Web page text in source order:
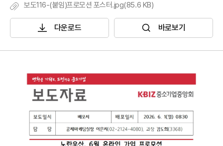
보도116-(붙임)프로모션 포스터.jpg(85.6 KB)
다운로드 바로보기